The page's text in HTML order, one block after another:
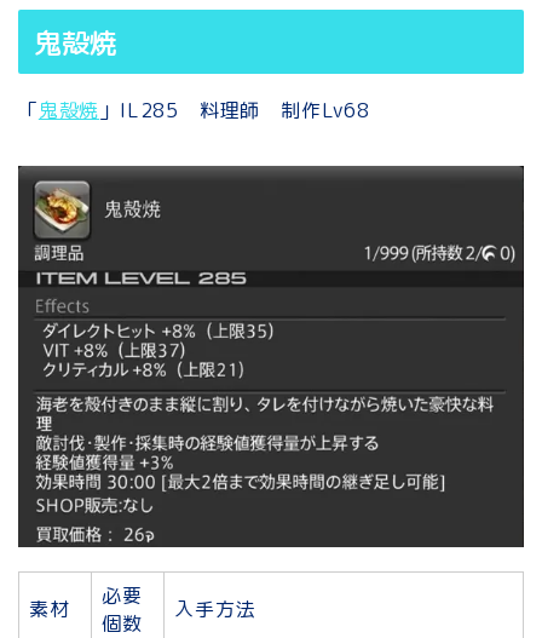
鬼殻焼
「鬼殻焼 」IL285 料理師 制作Lv68
素材
必要
個数
入手方法